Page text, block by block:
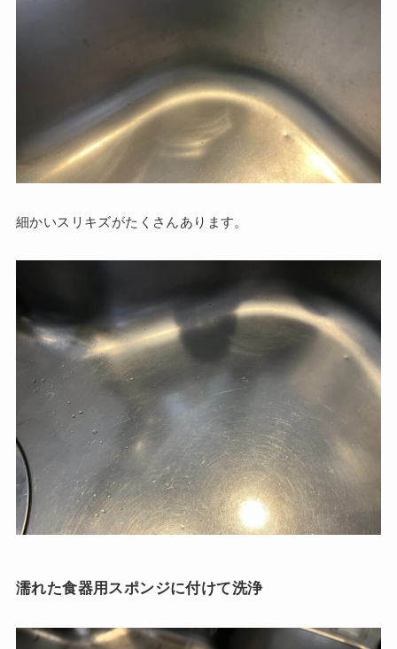
細かいスリキズがたくさんあります。
濡れた食器用スポンジに付けて洗浄